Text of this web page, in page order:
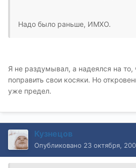
Надо было раньше, ИМХО.
Я не раздумывал, а надеялся на то,
поправить свои косяки. Но
уже предел.
Кузнецов
Опубликовано 23 октября,